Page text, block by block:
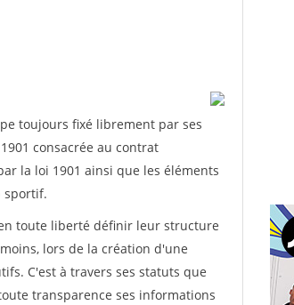
toujours fixé librement par ses
consacrée au contrat
la loi 1901 ainsi que les éléments
sportif.
toute liberté définir leur structure
lors de la création d'une
C'est à travers ses statuts que
transparence ses informations